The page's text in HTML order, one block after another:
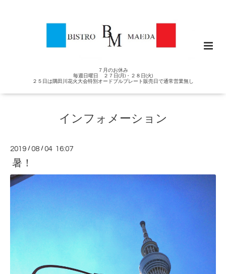
７月のお休み
毎週日曜日 ２７日(月)・２８日(火)
２５日は隅田川花火大会特別オードブルプレート販売日で通常営業無し
インフォメーション
2019 /08 /04 16:07
暑！